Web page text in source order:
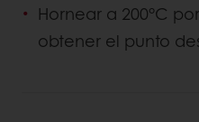
Hornear a 200°C
obtener el punto